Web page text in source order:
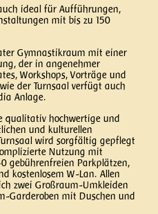
ideal für Aufführungen,
mit bis zu 150
Gymnastikraum mit einer
der in angenehmer
Workshops, Vorträge und
der Turnsaal verfügt auch
Anlage.
qualitativ hochwertige und
und kulturellen
wird sorgfältig gepflegt
Nutzung mit
gebührenfreien Parkplätzen,
kostenlosem W-Lan. Allen
zwei Großraum-Umkleiden
Garderoben mit Duschen und